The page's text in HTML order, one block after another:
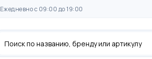
Ежедневно с 09:00 до 19:00